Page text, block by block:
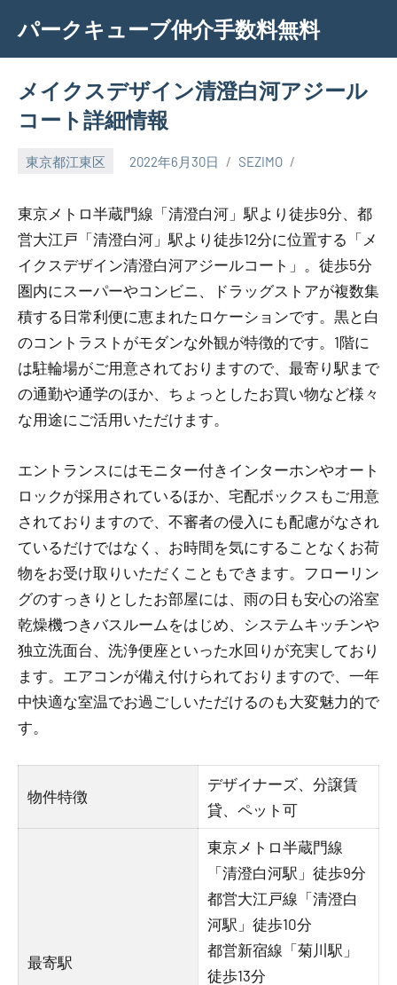
content
パークキューブ仲介手数料無料
メイクスデザイン清澄白河アジール
コート詳細情報
東京都江東区 2022年6月30日 SEZIMO
東京メトロ半蔵門線「清澄白河」駅より徒歩9分、都
営大江戸「清澄白河」駅より徒歩12分に位置する「メ
イクスデザイン清澄白河アジールコート」。徒歩5分
圏内にスーパーやコンビニ、ドラッグストアが複数集
積する日常利便に恵まれたロケーションです。黒と白
のコントラストがモダンな外観が特徴的です。1階に
は駐輪場がご用意されておりますので、最寄り駅まで
の通勤や通学のほか、ちょっとしたお買い物など様々
な用途にご活用いただけます。
エントランスにはモニター付きインターホンやオート
ロックが採用されているほか、宅配ボックスもご用意
されておりますので、不審者の侵入にも配慮がなされ
ているだけではなく、お時間を気にすることなくお荷
物をお受け取りいただくこともできます。フローリン
グのすっきりとしたお部屋には、雨の日も安心の浴室
乾燥機つきバスルームをはじめ、システムキッチンや
独立洗面台、洗浄便座といった水回りが充実しており
ます。エアコンが備え付けられておりますので、一年
中快適な室温でお過ごしいただけるのも大変魅力的で
す。
物件特徴
デザイナーズ、分譲賃
貸、ペット可
最寄駅
東京メトロ半蔵門線
「清澄白河駅」徒歩9分
都営大江戸線「清澄白
河駅」徒歩10分
都営新宿線「菊川駅」
徒歩13分